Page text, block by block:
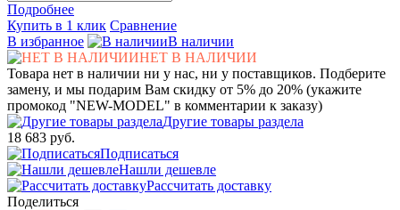
Подробнее
Купить в 1 клик Сравнение
В избранное
В наличии
НЕТ В НАЛИЧИИ
Товара нет в наличии ни у нас, ни у поставщиков. Подберите
замену, и мы подарим Вам скидку от 5% до 20% (укажите
промокод "NEW-MODEL" в комментарии к заказу)
Другие товары раздела
18 683 руб.
Подписаться
Нашли дешевле
Рассчитать доставку
Поделиться